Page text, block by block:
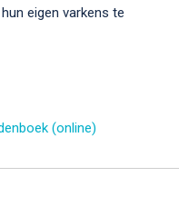
eigen varkens te
(online)